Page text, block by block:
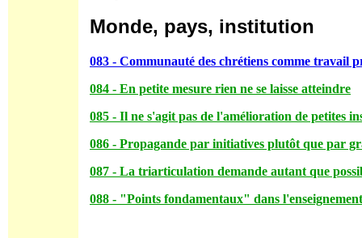
Monde, pays, institution
083 - Communauté des chrétiens comme travail
084 - En petite mesure rien ne se laisse atteindre
085 - Il ne s'agit pas de l'amélioration de petites
086 - Propagande par initiatives plutôt que par
087 - La triarticulation demande autant que
088 - "Points fondamentaux" dans